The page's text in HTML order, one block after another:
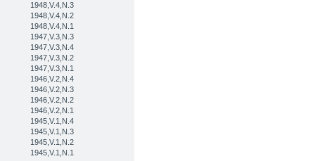
1948,V.4,N.3
1948,V.4,N.2
1948,V.4,N.1
1947,V.3,N.3
1947,V.3,N.4
1947,V.3,N.2
1947,V.3,N.1
1946,V.2,N.4
1946,V.2,N.3
1946,V.2,N.2
1946,V.2,N.1
1945,V.1,N.4
1945,V.1,N.3
1945,V.1,N.2
1945,V.1,N.1